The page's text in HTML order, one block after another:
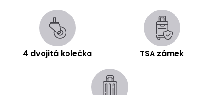
4 dvojitá kolečka TSA zámek